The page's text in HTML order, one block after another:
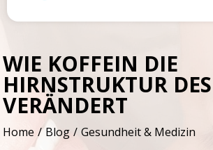
WIE KOFFEIN DIE
HIRNSTRUKTUR
VERÄNDERT
Home Blog Gesundheit & Medizin